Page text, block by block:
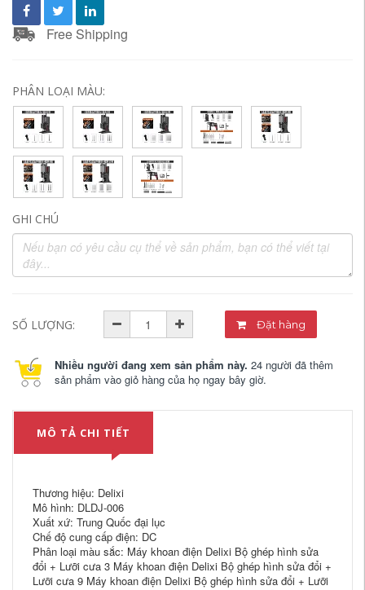
Free Shipping
PHÂN LOẠI MÀU:
GHI CHÚ
SỐ LƯỢNG: Đặt hàng
Nhiều người đang xem sản phẩm này. 24 người đã thêm
sản phẩm vào giỏ hàng của họ ngay bây giờ.
MÔ TẢ CHI TIẾT
Thương hiệu: Delixi
Mô hình: DLDJ-006
Xuất xứ: Trung Quốc đại lục
Chế độ cung cấp điện: DC
Phân loại màu sắc: Máy khoan điện Delixi Bộ ghép hình sửa
đổi + Lưỡi cưa 3 Máy khoan điện Delixi Bộ ghép hình sửa đổi +
Lưỡi cưa 9 Máy khoan điện Delixi Bộ ghép hình sửa đổi + Lưỡi